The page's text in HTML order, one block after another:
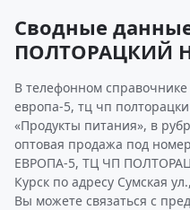
Сводные
ПОЛТОРАЦКИЙ
В телефонном
европа-5, тц чп
«Продукты питания», в
оптовая продажа под
ЕВРОПА-5, ТЦ ЧП
Курск по адресу Сумская
Вы можете связаться с